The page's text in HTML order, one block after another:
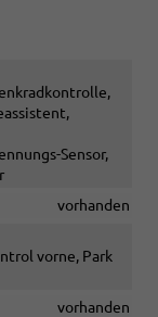
Sensor,
vorhanden
vorne, Park
vorhanden